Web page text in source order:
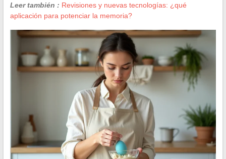
Leer también : Revisiones y nuevas tecnologías: ¿qué
aplicación para potenciar la memoria?